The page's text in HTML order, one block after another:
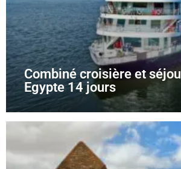
Combiné croisière et
Egypte 14 jours